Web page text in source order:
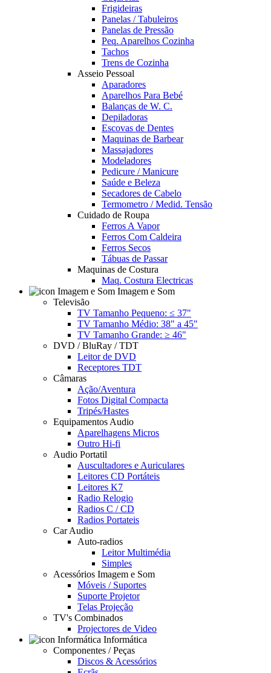
Frigideiras
Panelas / Tabuleiros
Panelas de Pressão
Peq. Aparelhos Cozinha
Tachos
Trens de Cozinha
Asseio Pessoal
Aparadores
Aparelhos Para Bebé
Balanças de W. C.
Depiladoras
Escovas de Dentes
Maquinas de Barbear
Massajadores
Modeladores
Pedicure / Manicure
Saúde e Beleza
Secadores de Cabelo
Termometro / Medid. Tensão
Cuidado de Roupa
Ferros A Vapor
Ferros Com Caldeira
Ferros Secos
Tábuas de Passar
Maquinas de Costura
Maq. Costura Electricas
Imagem e Som
Televisão
TV Tamanho Pequeno: ≤ 37"
TV Tamanho Médio: 38" a 45"
TV Tamanho Grande: ≥ 46"
DVD / BluRay / TDT
Leitor de DVD
Receptores TDT
Câmaras
Ação/Aventura
Fotos Digital Compacta
Tripés/Hastes
Equipamentos Audio
Aparelhagens Micros
Outro Hi-fi
Audio Portatil
Auscultadores e Auriculares
Leitores CD Portáteis
Leitores K7
Radio Relogio
Radios C / CD
Radios Portateis
Car Audio
Auto-radios
Leitor Multimédia
Simples
Acessórios Imagem e Som
Móveis / Suportes
Suporte Projetor
Telas Projeção
TV's Combinados
Projectores de Video
Informática
Componentes / Peças
Discos & Acessórios